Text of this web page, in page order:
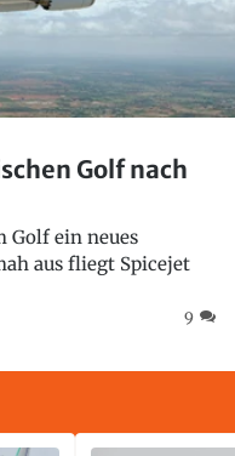
Golf nach
Golf ein neues
aus fliegt Spicejet
9